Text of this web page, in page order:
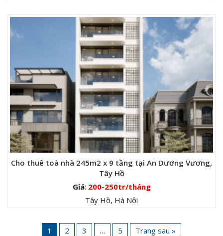
Cho thuê toà nhà 245m2 x 9 tầng tại An Dương Vương,
Tây Hồ
Giá: 200-250tr/tháng
Tây Hồ, Hà Nội
1 2 3 … 5 Trang sau »